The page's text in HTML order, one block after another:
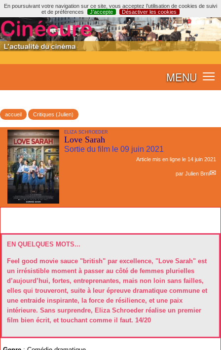
En poursuivant votre navigation sur ce site, vous acceptez l’utilisation de cookies de suivi
et de préférences
J’accepte Désactiver les cookies
MENU
accueil Critiques (Julien)
ELIZA SCHROEDER
Love Sarah
Sortie du film le 09 juin 2021
Article mis en ligne le 14 juin 2021
par Julien Brnl
EN QUELQUES MOTS...
Feel good movie sauce "british" par excellence, "Love Sarah" est
un irrésistible moment à passer au côté de femmes plurielles
d’aujourd’hui, fortes, entreprenantes, mais non loin sans failles,
elles qui trouveront, suite à leur épreuve dramatique commune et
une entraide inspirante, la force de résilience, et une paix
intérieure. Sans surprendre, Eliza Schroeder réalise un premier
film bien écrit, et touchant comme il faut. 14/20